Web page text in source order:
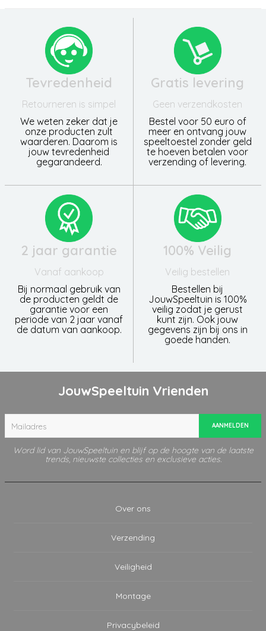
Tevredenheid
Retourneren is simpel
We weten zeker dat je
onze producten zult
waarderen. Daarom is
jouw tevredenheid
gegarandeerd.
Gratis levering
Geen verzendkosten
Bestel voor 50 euro of
meer en ontvang jouw
speeltoestel zonder geld
te hoeven betalen voor
verzending of levering.
2 jaar garantie
Vanaf aankoop
Bij normaal gebruik van
de producten geldt de
garantie voor een
periode van 2 jaar vanaf
de datum van aankoop.
100% Veilig
Veilig bestellen
Bestellen bij
JouwSpeeltuin is 100%
veilig zodat je gerust
kunt zijn. Ook jouw
gegevens zijn bij ons in
goede handen.
JouwSpeeltuin Vrienden
AANMELDEN
Word lid van JouwSpeeltuin en blijf op de hoogte van de laatste
trends, nieuwste collecties en exclusieve acties.
Over ons
Verzending
Veiligheid
Montage
Privacybeleid